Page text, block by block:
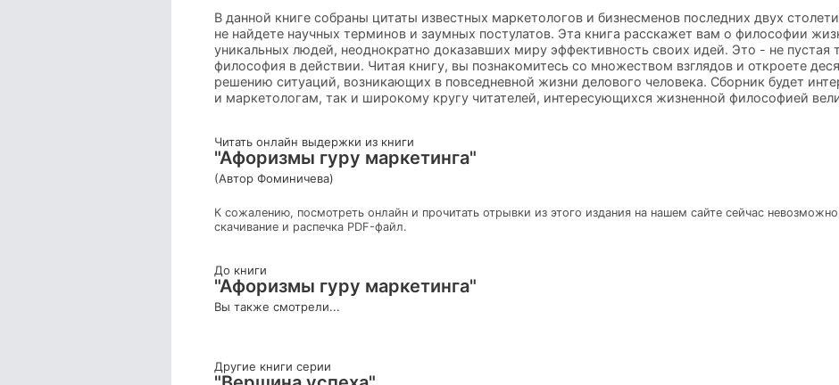
В данной книге собраны цитаты известных маркетологов и бизнесменов последних двух
не найдете научных терминов и заумных постулатов. Эта книга расскажет вам о философии
уникальных людей, неоднократно доказавших миру эффективность своих идей. Это - не пустая
философия в действии. Читая книгу, вы познакомитесь со множеством взглядов и откроете
решению ситуаций, возникающих в повседневной жизни делового человека. Сборник будет
и маркетологам, так и широкому кругу читателей, интересующихся жизненной философией
Читать онлайн выдержки из книги
"Афоризмы гуру маркетинга"
(Автор Фоминичева)
К сожалению, посмотреть онлайн и прочитать отрывки из этого издания на нашем сайте сейчас
скачивание и распечка PDF-файл.
До книги
"Афоризмы гуру маркетинга"
Вы также смотрели...
Другие книги серии